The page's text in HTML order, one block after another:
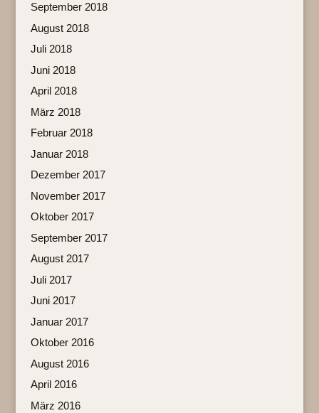
September 2018
August 2018
Juli 2018
Juni 2018
April 2018
März 2018
Februar 2018
Januar 2018
Dezember 2017
November 2017
Oktober 2017
September 2017
August 2017
Juli 2017
Juni 2017
Januar 2017
Oktober 2016
August 2016
April 2016
März 2016